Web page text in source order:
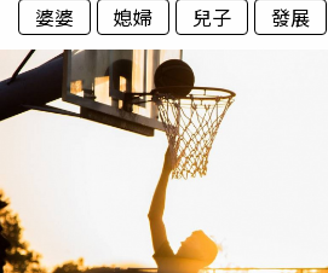
婆婆 媳婦 兒子 發展